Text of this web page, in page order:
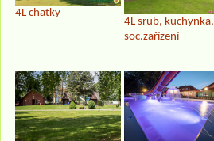
4L chatky
4L srub, kuchynka,
soc.zařízení